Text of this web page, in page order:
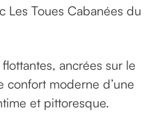
Les Toues Cabanées du
ancrées sur le
confort moderne d’une
et pittoresque.